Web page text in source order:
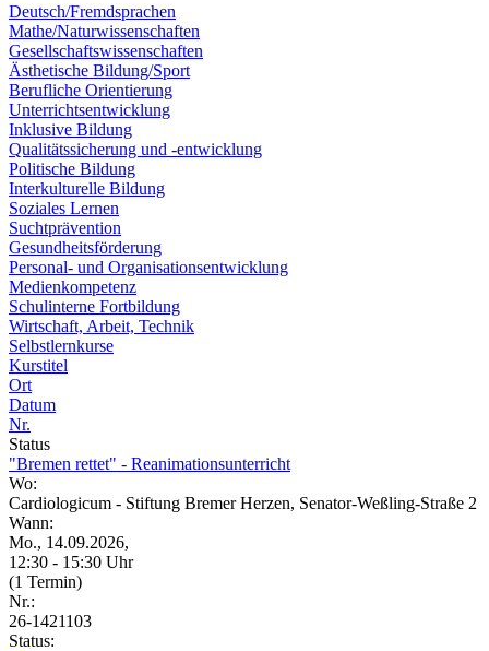
Deutsch/Fremdsprachen
Mathe/Naturwissenschaften
Gesellschaftswissenschaften
Ästhetische Bildung/Sport
Berufliche Orientierung
Unterrichtsentwicklung
Inklusive Bildung
Qualitätssicherung und -entwicklung
Politische Bildung
Interkulturelle Bildung
Soziales Lernen
Suchtprävention
Gesundheitsförderung
Personal- und Organisationsentwicklung
Medienkompetenz
Schulinterne Fortbildung
Wirtschaft, Arbeit, Technik
Selbstlernkurse
Kurstitel
Ort
Datum
Nr.
Status
"Bremen rettet" - Reanimationsunterricht
Wo:
Cardiologicum - Stiftung Bremer Herzen, Senator-Weßling-Straße 2
Wann:
Mo., 14.09.2026,
12:30 - 15:30 Uhr
(1 Termin)
Nr.:
26-1421103
Status: